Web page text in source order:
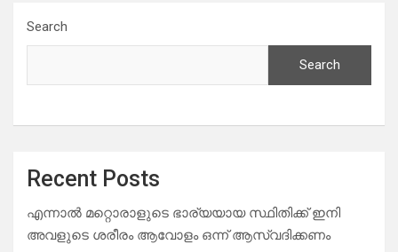
Search
Search
Recent Posts
എന്നാൽ മറ്റൊരാളുടെ ഭാര്യയായ സ്ഥിതിക്ക് ഇനി
അവളുടെ ശരീരം ആവോളം ഒന്ന് ആസ്വദിക്കണം